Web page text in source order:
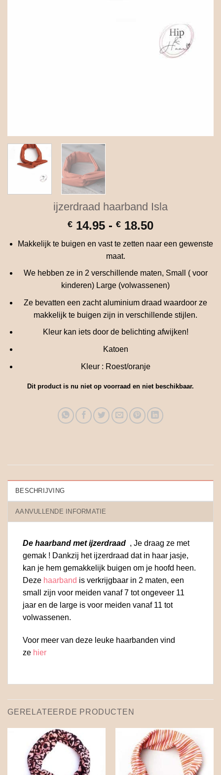
ijzerdraad haarband Isla
€ 14.95 - € 18.50Prijsklasse:
tot
Makkelijk te buigen en vast te zetten naar een gewenste
maat.
We hebben ze in 2 verschillende maten, Small ( voor
kinderen) Large (volwassenen)
Ze bevatten een zacht aluminium draad waardoor ze
makkelijk te buigen zijn in verschillende stijlen.
Kleur kan iets door de belichting afwijken!
Katoen
Kleur : Roest/oranje
Dit product is nu niet op voorraad en niet beschikbaar.
BESCHRIJVING
AANVULLENDE INFORMATIE
De haarband met ijzerdraad , Je draag ze met
gemak ! Dankzij het ijzerdraad dat in haar jasje,
kan je hem gemakkelijk buigen om je hoofd heen.
Deze haarband is verkrijgbaar in 2 maten, een
small zijn voor meiden vanaf 7 tot ongeveer 11
jaar en de large is voor meiden vanaf 11 tot
volwassenen.
Voor meer van deze leuke haarbanden vind
ze hier
GERELATEERDE PRODUCTEN